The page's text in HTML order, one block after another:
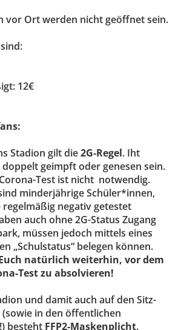
vor Ort werden nicht geöffnet sein.
12€
Stadion gilt die2G-Regel. Iht
geimpft oder genesen sein.
Test ist nicht notwendig.
minderjährige Schüler*innen,
regelmäßig negativ getestet
auch ohne 2G-Status Zugang
müssen jedoch mittels eines
„Schulstatus“ belegen können.
natürlich weiterhin, vor dem
Test zu absolvieren!
und damit auch auf den Sitz-
in den öffentlichen
besteht FFP2-Maskenplicht.